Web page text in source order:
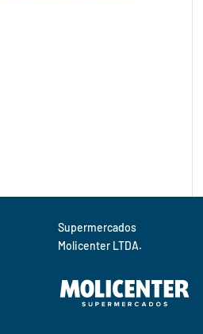
Supermercados
Molicenter LTDA.